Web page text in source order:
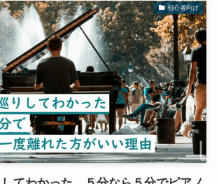
初心者向け